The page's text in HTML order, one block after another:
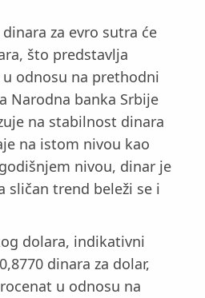
za evro sutra će
što predstavlja
odnosu na prethodni
Narodna banka Srbije
na stabilnost dinara
na istom nivou kao
nivou, dinar je
sličan trend beleži se i
dolara, indikativni
dinara za dolar,
u odnosu na